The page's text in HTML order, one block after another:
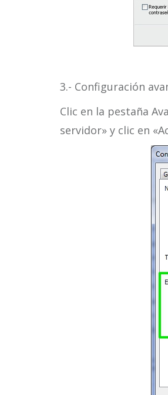
3.- Configuración
Clic en la pestaña
servidor» y clic en